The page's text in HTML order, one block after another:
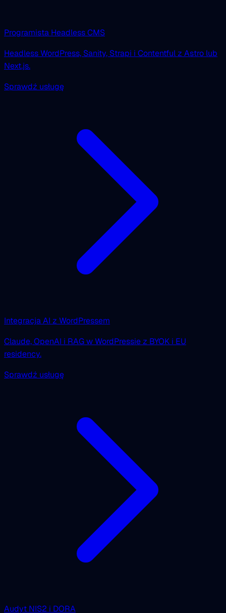
Programista Headless CMS
Headless WordPress, Sanity, Strapi i Contentful z Astro lub
Next.js.
Sprawdź usługę
Integracja AI z WordPressem
Claude, OpenAI i RAG w WordPressie z BYOK i EU
residency.
Sprawdź usługę
Audyt NIS2 i DORA